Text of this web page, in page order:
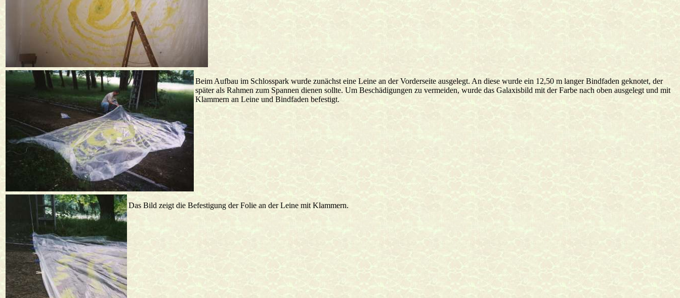
Beim Aufbau im Schlosspark wurde zunächst eine Leine an der Vorderseite ausgelegt. An diese wurde ein 12,50 m langer Bindfaden geknotet, der
später als Rahmen zum Spannen dienen sollte. Um Beschädigungen zu vermeiden, wurde das Galaxisbild mit der Farbe nach oben ausgelegt und mit
Klammern an Leine und Bindfaden befestigt.
Das Bild zeigt die Befestigung der Folie an der Leine mit Klammern.